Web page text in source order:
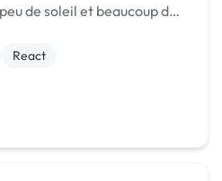
de soleil et beaucoup de
d'un grand groupe
React